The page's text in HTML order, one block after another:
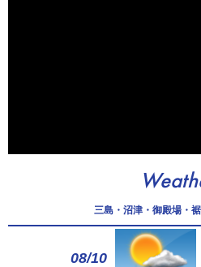
三島・沼津・御殿場・
08/10